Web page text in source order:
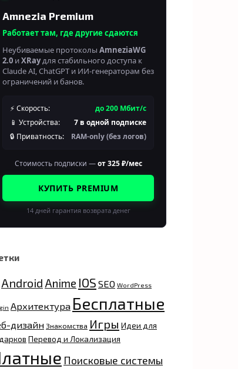
Amnezia Premium
Работает там, где другие сдаются
Неубиваемые протоколы AmneziaWG
2.0 иXRayдля стабильного доступа к
Claude AI, ChatGPT и ИИ-генераторам без
ограничений и банов.
⚡ Скорость:
до 200 Мбит/с
📱 Устройства:
7 в одной подписке
🔒 Приватность:
RAM-only (без логов)
Стоимость подписки —от 325 ₽/мес
КУПИТЬ PREMIUM
14 дней гарантия возврата денег
Android Anime IOS SEO WordPress
Архитектура Бесплатные
дизайн Знакомства Игры Идеи для
Перевод и Локализация
Поисковые системы